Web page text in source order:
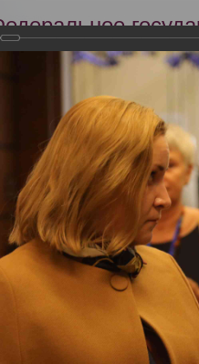
центр
России
деятельность
08-09.09.2022 приняли
общественной